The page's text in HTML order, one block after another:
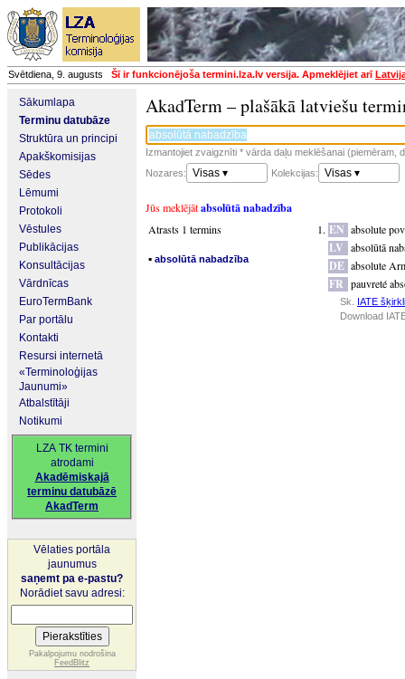
Svētdiena, 9. augusts Šī ir funkcionējoša termini.lza.lv versija. Apmeklējiet arī
Sākumlapa
Terminu datubāze
Struktūra un principi
Apakškomisijas
Sēdes
Lēmumi
Protokoli
Vēstules
Publikācijas
Konsultācijas
Vārdnīcas
EuroTermBank
Par portālu
Kontakti
Resursi internetā
«Terminoloģijas
Jaunumi»
Atbalstītāji
Notikumi
LZA TK termini
atrodami
Akadēmiskajā
terminu datubāzē
AkadTerm
Vēlaties portāla
jaunumus
saņemt pa e-pastu?
Norādiet savu adresi:
Pakalpojumu nodrošina
FeedBlitz
AkadTerm – plašākā latviešu
Izmantojiet zvaigznīti * vārda daļu meklēšanai (piemēram,
Nozares:
Visas ▾ Kolekcijas: Visas ▾
Jūs meklējātabsolūtā nabadzība
Atrasts 1 termins
▪ absolūtā nabadzība
EN absolute
LV absolūtā
DE absolute
FR pauvreté
Sk. IATE šķirkli
Download